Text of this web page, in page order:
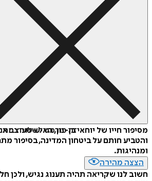
איזה פורמט לשלוח
מסיפור חייו של יוחאי בן-נון, האיש שעיצב
והטביע חותם על ביטחון המדינה, בסיפור
ומנהיגות.
הצצה מהירה
חשוב לנו שקריאה תהיה תענוג נגיש, ולכן